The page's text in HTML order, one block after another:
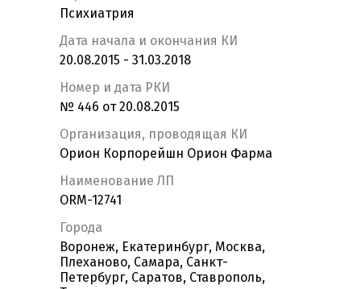
Психиатрия
Дата начала и окончания КИ
20.08.2015 - 31.03.2018
Номер и дата РКИ
№ 446 от 20.08.2015
Организация, проводящая КИ
Орион Корпорейшн Орион Фарма
Наименование ЛП
ORM-12741
Города
Воронеж, Екатеринбург, Москва,
Плеханово, Самара, Санкт-
Петербург, Саратов, Ставрополь,